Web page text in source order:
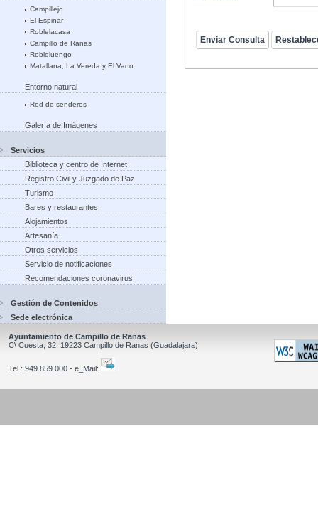
Campillejo
El Espinar
Roblelacasa
Campillo de Ranas
Robleluengo
Matallana, La Vereda y El Vado
Entorno natural
Red de senderos
Galería de Imágenes
Servicios
Biblioteca y centro de Internet
Registro Civil y Juzgado de Paz
Turismo
Bares y restaurantes
Alojamientos
Artesanía
Otros servicios
Servicio de notificaciones
Recomendaciones coronavirus
Gestión de Contenidos
Sede electrónica
Ayuntamiento de Campillo de Ranas
C\ Cuesta, 32. 19223 Campillo de Ranas (Guadalajara)
Tel.: 949 859 000 - e_Mail: